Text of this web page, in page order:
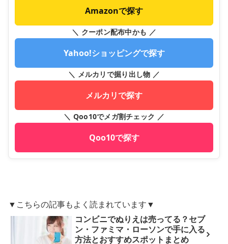
Amazonで探す
＼ クーポン配布中かも ／
Yahoo!ショッピングで探す
＼ メルカリで掘り出し物 ／
メルカリで探す
＼ Qoo10でメガ割チェック ／
Qoo10で探す
▼こちらの記事もよく読まれています▼
コンビニでぬりえは売ってる？セブ
ン・ファミマ・ローソンで手に入る
方法とおすすめスポットまとめ